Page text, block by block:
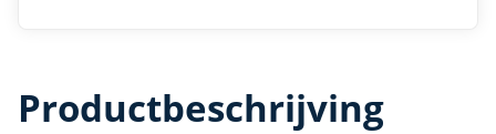
Productbeschrijving